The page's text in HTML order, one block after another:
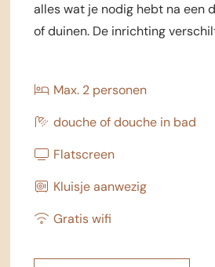
alles wat je nodig hebt na een
of duinen. De inrichting
Max. 2 personen
douche of douche in bad
Flatscreen
Kluisje aanwezig
Gratis wifi